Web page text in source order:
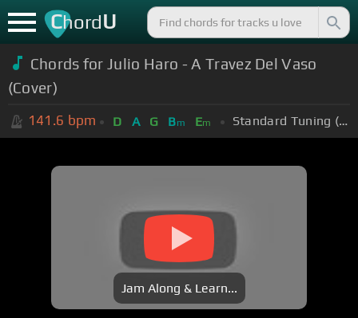
ChordU
Chords for Julio Haro - A Travez Del Vaso
(Cover)
141.6 bpm D A G Bm Em Standard Tuning (EADGBE)
Jam Along & Learn...